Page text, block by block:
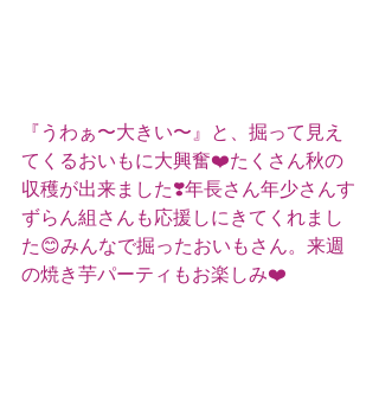
『うわぁ〜大きい〜』と、掘って見え
てくるおいもに大興奮❤️たくさん秋の
収穫が出来ました❣️年長さん年少さんす
ずらん組さんも応援しにきてくれまし
た😊みんなで掘ったおいもさん。来週
の焼き芋パーティもお楽しみ❤️